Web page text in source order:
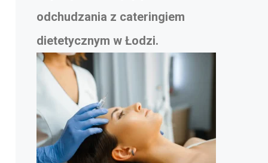
odchudzania z cateringiem
dietetycznym w Łodzi.